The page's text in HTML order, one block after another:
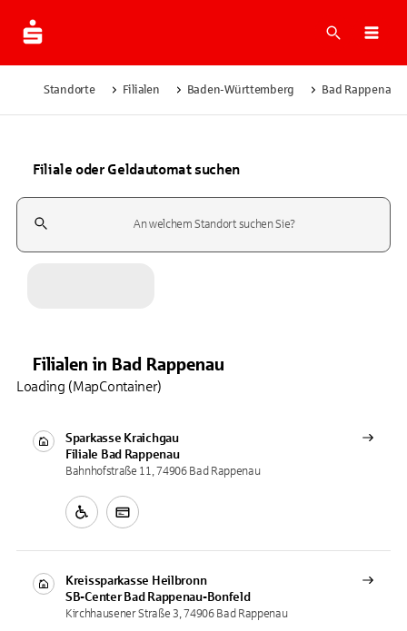
Suche
Standorte Filialen Baden-Württemberg Bad Rappenau
Filiale oder Geldautomat suchen
Suchfeld
Filialen in Bad Rappenau
Sparkasse Kraichgau
Filiale Bad Rappenau
Bahnhofstraße 11, 74906 Bad Rappenau
Kreissparkasse Heilbronn
SB-Center Bad Rappenau-Bonfeld
Kirchhausener Straße 3, 74906 Bad Rappenau
Loading (MapContainer)